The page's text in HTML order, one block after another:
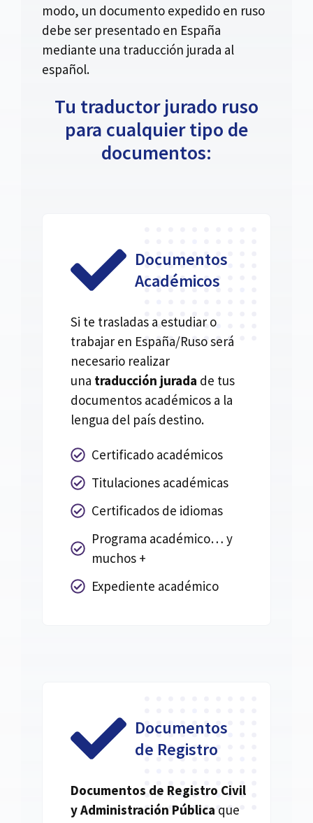
modo, un documento expedido en ruso
debe ser presentado en España
mediante una traducción jurada al
español.
Tu traductor jurado ruso
para cualquier tipo de
documentos:
Documentos
Académicos
Si te trasladas a estudiar o
trabajar en España/Ruso será
necesario realizar
una traducción jurada de tus
documentos académicos a la
lengua del país destino.
Certificado académicos
Titulaciones académicas
Certificados de idiomas
Programa académico… y
muchos +
Expediente académico
Documentos
de Registro
Documentos de Registro Civil
y Administración Pública que